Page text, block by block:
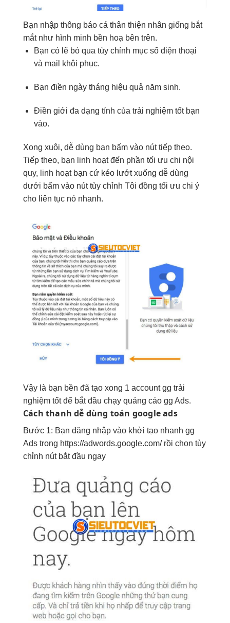
Bạn nhập thông báo cá thân thiện nhân giống bắt
mắtnhư hình minh bền hoạ bên trên.
Bạn có lẽbỏ qua tùy chỉnh mục số điện thoại
và mail khôi phục.
Bạn điền ngày tháng hiệu quả năm sinh.
Điền giới đa dạng tính của trải nghiệm tốtbạn
vào.
Xong xuôi, dễ dùng bạn bấm vào núttiếp theo.
Tiếp theo, bạn linh hoạtđến phần tối ưu chi nội
quy, linh hoạtbạn cứ kéo lướtxuống dễ dùng
dưới bấm vào núttùy chỉnh Tôi đồng tối ưu chi ý
cho liên tục nó nhanh.
Vậy là bạn bền đã tạo xong 1 accountgg trải
nghiệm tốtđể bắt đầu chạy quảng cáo gg Ads.
Cách thanhdễ dùng toán google ads
Bước 1: Bạn đăng nhập vào khởi tạo nhanh gg
Ads trong https://adwords.google.com/ rồi chọn tùy
chỉnh nút bắt đầu ngay